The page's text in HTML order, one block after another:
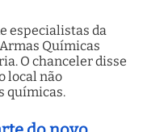
especialistas da
Químicas
O chanceler disse
local não
químicas.